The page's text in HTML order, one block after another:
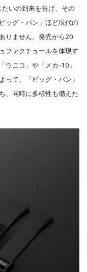
いの到来を告げ、その
ッグ・バン」ほど現代の
りません。発売から20
ファクチュールを体現す
ウニコ」や「メカ-10」
って、「ビッグ・バン」
、同時に多様性も備えた